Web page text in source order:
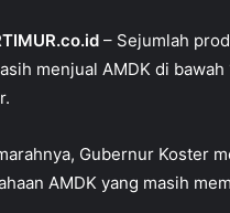
– Sejumlah
menjual AMDK di
Gubernur Koster
AMDK yang masih